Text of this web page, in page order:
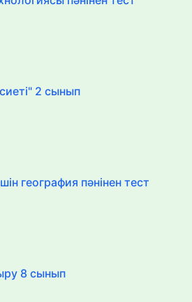
2 сынып
география пәнінен тест
8 сынып